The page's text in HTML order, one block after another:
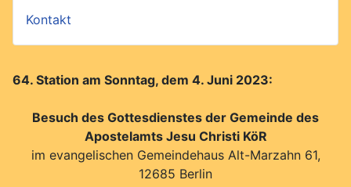
Kontakt
64. Station am Sonntag, dem 4. Juni 2023:
Besuch des Gottesdienstes der Gemeinde des
Apostelamts Jesu Christi KöR
im evangelischen Gemeindehaus Alt-Marzahn 61,
12685 Berlin